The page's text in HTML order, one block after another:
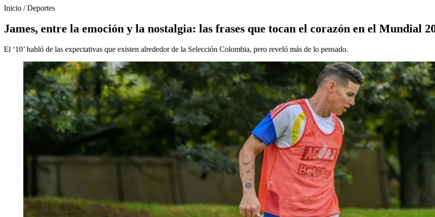
Inicio /Deportes
James, entre la emoción y la nostalgia: las frases que tocan el corazón en el Mundial
El ‘10’ habló de las expectativas que existen alrededor de la Selección Colombia, pero reveló más de lo pensado.